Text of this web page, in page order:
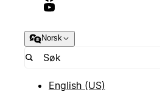
Norsk
English (US)